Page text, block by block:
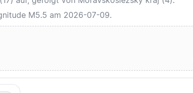
M5.5 am 2026-07-09.